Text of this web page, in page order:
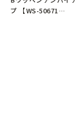
※弊社オリジナル企
プ 【WS-50671…